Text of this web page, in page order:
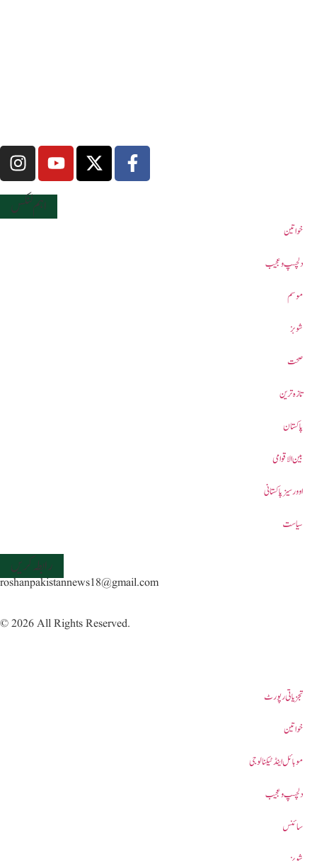
اہم لنکس
خواتین
دلچسپ و عجیب
موسم
شوبز
صحت
تازہ ترین
پاکستان
بین الاقوامی
اوورسیز پاکستانی
سیاست
رابطہ کریں
roshanpakistannews18@gmail.com
© 2026 All Rights Reserved.
تجزیاتی رپورٹ
خواتین
موبائل اینڈ ٹیکنالوجی
دلچسپ و عجیب
سائنس